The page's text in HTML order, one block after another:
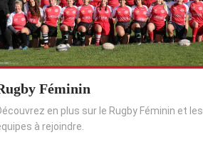
Féminin
en plus sur le Rugby Féminin et les
à rejoindre.